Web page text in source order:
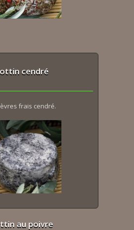
cendré
frais cendré.
au poivre